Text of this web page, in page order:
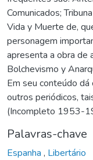
Comunicados;
Vida y Muerte de,
personagem
apresenta a obra de
Bolchevismo y
Em seu conteúdo dá
outros periódicos,
(Incompleto 1953-
Palavras-chave
Espanha , Libertário